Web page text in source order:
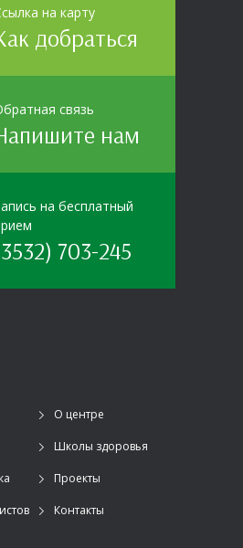
на карту
добраться
связь
нам
на бесплатный
703-245
О центре
Школы здоровья
Проекты
Контакты